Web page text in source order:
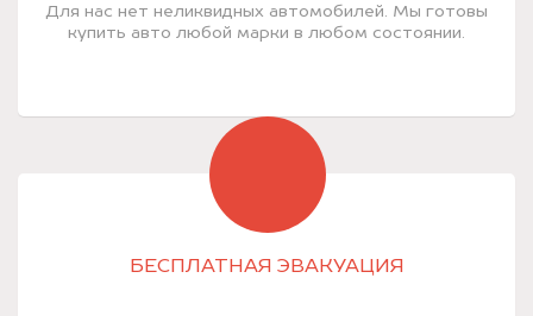
Для нас нет неликвидных автомобилей. Мы готовы
купить авто любой марки в любом состоянии.
БЕСПЛАТНАЯ ЭВАКУАЦИЯ